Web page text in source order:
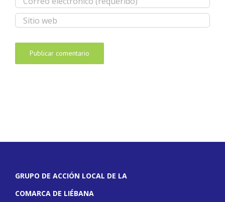
GRUPO DE ACCIÓN LOCAL DE LA
COMARCA DE LIÉBANA